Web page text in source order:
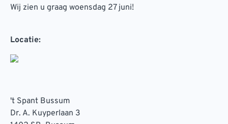
Wij zien u graag woensdag 27 juni!
Locatie:
't Spant Bussum
Dr. A. Kuyperlaan 3